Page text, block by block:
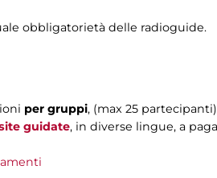
obbligatorietà delle radioguide.
per gruppi, (max 25
guidate, in diverse lingue, a